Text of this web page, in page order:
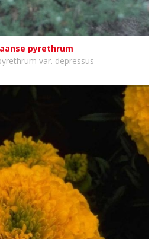
pyrethrum
var. depressus